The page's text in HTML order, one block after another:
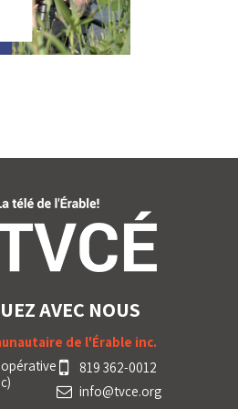
AVEC NOUS
de l'Érable inc.
819 362-0012
info@tvce.org